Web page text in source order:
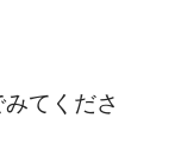
てくださ